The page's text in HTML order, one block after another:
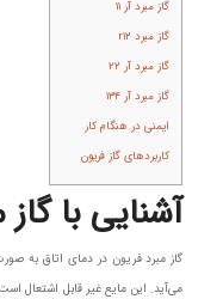
گاز مبرد آر ۱۱
گاز مبرد r۱۲
گاز مبرد آر ۲۲
گاز مبرد آر ۱۳۴
ایمنی در هنگام کار
کاربردهای گاز فریون
آشنایی با
گاز مبرد فریون در دمای اتاق به
می‌آید. این مایع غیر قابل اشتعال